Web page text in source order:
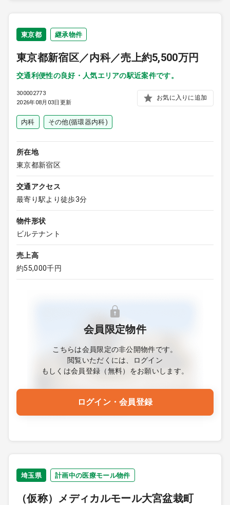
東京都 継承物件
東京都新宿区／内科／売上約5,500万円
交通利便性の良好・人気エリアの駅近案件です。
300002773
2026年08月03日更新
お気に入りに追加
内科 その他(循環器内科)
所在地
東京都新宿区
交通アクセス
最寄り駅より徒歩3分
物件形状
ビルテナント
売上高
約55,000千円
会員限定物件
こちらは会員限定の非公開物件です。
閲覧いただくには、ログイン
もしくは会員登録（無料）をお願いします。
ログイン・会員登録
埼玉県 計画中の医療モール物件
（仮称）メディカルモール大宮盆栽町